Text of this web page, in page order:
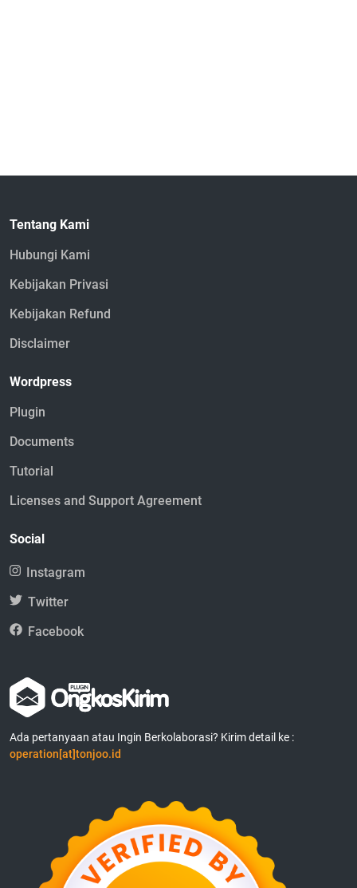
Tentang Kami
Hubungi Kami
Kebijakan Privasi
Kebijakan Refund
Disclaimer
Wordpress
Plugin
Documents
Tutorial
Licenses and Support Agreement
Social
Instagram
Twitter
Facebook
Ada pertanyaan atau Ingin Berkolaborasi? Kirim detail ke :
operation[at]tonjoo.id